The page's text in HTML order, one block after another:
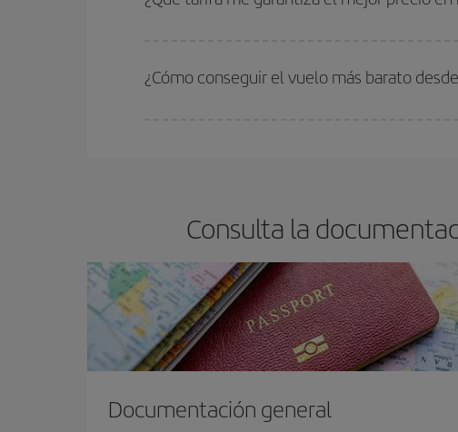
¿Cómo conseguir el vuelo más barato
Consulta la
Documentación general